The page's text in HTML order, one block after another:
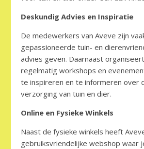
Deskundig Advies en Inspiratie
De medewerkers van Aveve zijn
gepassioneerde tuin- en
advies geven. Daarnaast
regelmatig workshops en
te inspireren en te informeren over
verzorging van tuin en dier.
Online en Fysieke Winkels
Naast de fysieke winkels heeft
gebruiksvriendelijke webshop waar